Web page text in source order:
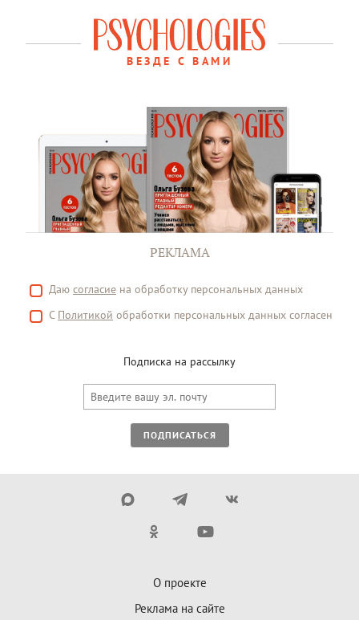
ВЕЗДЕ С ВАМИ
РЕКЛАМА
Даю согласие на обработку персональных данных
С Политикой обработки персональных данных согласен
Подписка на рассылку
ПОДПИСАТЬСЯ
О проекте
Реклама на сайте